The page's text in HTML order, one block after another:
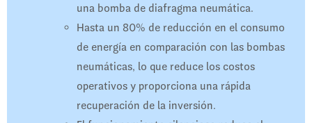
una bomba de diafragma neumática.
Hasta un 80% de reducción en el consumo
de energía en comparación con las bombas
neumáticas, lo que reduce los costos
operativos y proporciona una rápida
recuperación de la inversión.